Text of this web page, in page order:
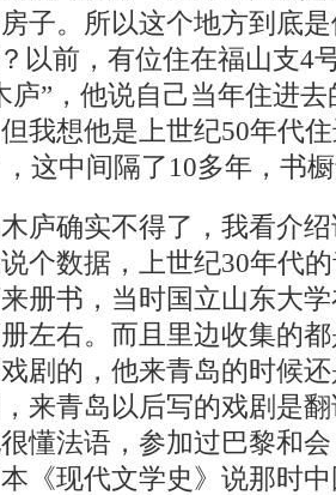
子。所以这个地方到底
以前，有位住在福山支4
庐”，他说自己当年住进
我想他是上世纪50年代
这中间隔了10多年，书
确实不得了，我看介绍
个数据，上世纪30年代
册书，当时国立山东大
左右。而且里边收集的
剧的，他来青岛的时候
来青岛以后写的戏剧是
懂法语，参加过巴黎和
《现代文学史》说那时